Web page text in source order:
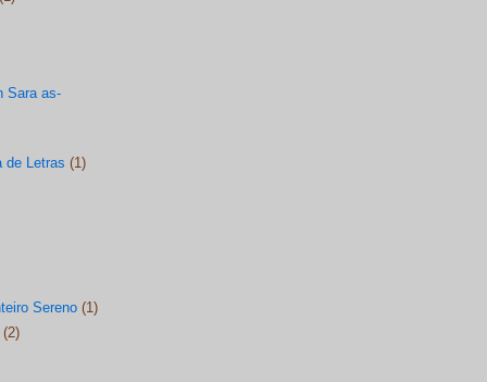
Sara as-
de Letras (1)
Sereno (1)
(2)